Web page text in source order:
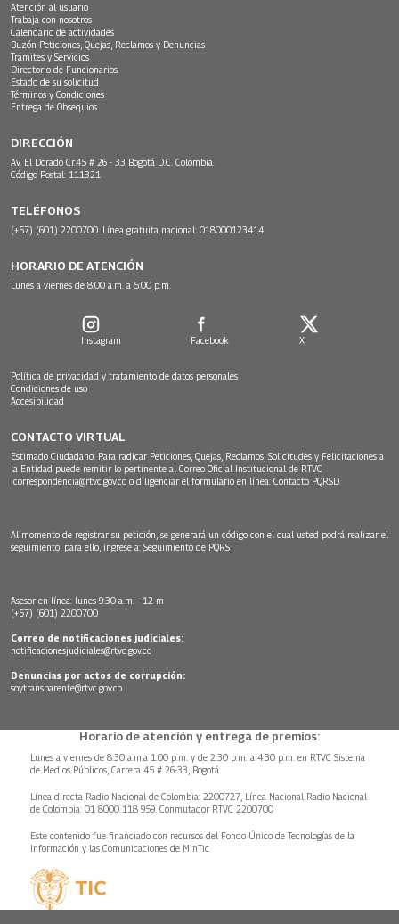
Atención al usuario
Trabaja con nosotros
Calendario de actividades
Buzón Peticiones, Quejas, Reclamos y Denuncias
Trámites y Servicios
Directorio de Funcionarios
Estado de su solicitud
Términos y Condiciones
Entrega de Obsequios
DIRECCIÓN
Av. El Dorado Cr.45 # 26 - 33 Bogotá D.C. Colombia.
Código Postal: 111321
TELÉFONOS
(+57) (601) 2200700. Línea gratuita nacional: 018000123414
HORARIO DE ATENCIÓN
Lunes a viernes de 8:00 a.m. a 5:00 p.m.
Instagram Facebook X
Política de privacidad y tratamiento de datos personales
Condiciones de uso
Accesibilidad
CONTACTO VIRTUAL
Estimado Ciudadano: Para radicar Peticiones, Quejas, Reclamos, Solicitudes y Felicitaciones a
la Entidad puede remitir lo pertinente al Correo Oficial Institucional de RTVC
correspondencia@rtvc.gov.co o diligenciar el formulario en línea: Contacto PQRSD.
Al momento de registrar su petición, se generará un código con el cual usted podrá realizar el
seguimiento, para ello, ingrese a: Seguimiento de PQRS
Asesor en línea: lunes 9:30 a.m. - 12 m
(+57) (601) 2200700
Correo de notificaciones judiciales:
notificacionesjudiciales@rtvc.gov.co
Denuncias por actos de corrupción:
soytransparente@rtvc.gov.co
Horario de atención y entrega de premios:
Lunes a viernes de 8:30 a.m.a 1:00 p.m. y de 2:30 p.m. a 4:30 p.m. en RTVC Sistema
de Medios Públicos, Carrera 45 # 26-33, Bogotá.
Línea directa Radio Nacional de Colombia: 2200727, Línea Nacional Radio Nacional
de Colombia: 01 8000 118 959. Conmutador RTVC 2200700
Este contenido fue financiado con recursos del Fondo Único de Tecnologías de la
Información y las Comunicaciones de MinTic.